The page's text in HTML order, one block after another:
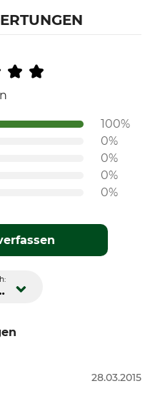
100%
0%
0%
0%
0%
28.03.2015